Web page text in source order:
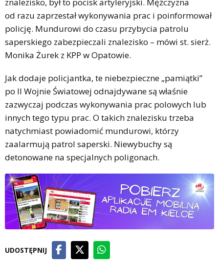
od razu zaprzestał wykonywania prac i poinformował
policję. Mundurowi do czasu przybycia patrolu
saperskiego zabezpieczali znalezisko – mówi st. sierż.
Monika Żurek z KPP w Opatowie.
Jak dodaje policjantka, te niebezpieczne „pamiątki”
po II Wojnie Światowej odnajdywane są właśnie
zazwyczaj podczas wykonywania prac polowych lub
innych tego typu prac. O takich znalezisku trzeba
natychmiast powiadomić mundurowi, którzy
zaalarmują patrol saperski. Niewybuchy są
detonowane na specjalnych poligonach.
UDOSTĘPNIJ